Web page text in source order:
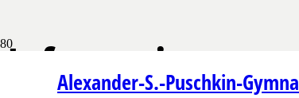
Alexander-S.-Puschkin-
Informationen